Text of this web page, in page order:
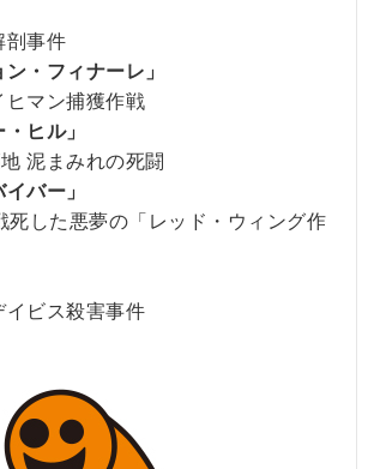
剖事件
ン・フィナーレ」
ヒマン捕獲作戦
ヒル」
泥まみれの死闘
バー」
死した悪夢の「レッド・ウィング作
イビス殺害事件